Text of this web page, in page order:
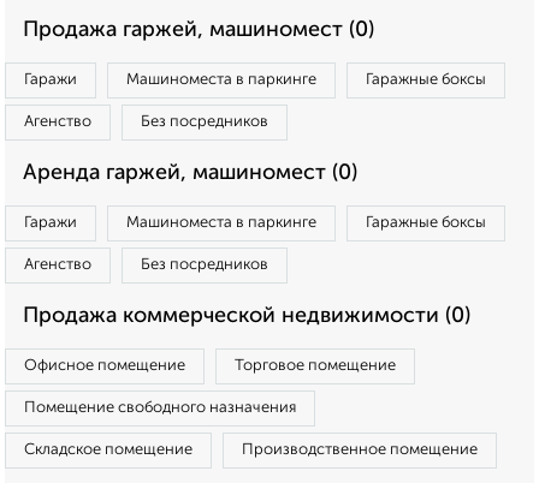
Продажа гаржей, машиномест (0)
Гаражи Машиноместа в паркинге Гаражные боксы
Агенство Без посредников
Аренда гаржей, машиномест (0)
Гаражи Машиноместа в паркинге Гаражные боксы
Агенство Без посредников
Продажа коммерческой недвижимости (0)
Офисное помещение Торговое помещение
Помещение свободного назначения
Складское помещение Производственное помещение